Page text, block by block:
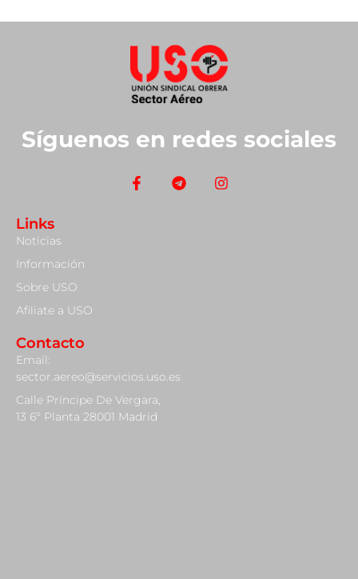
Síguenos en redes sociales
Links
Noticias
Información
Sobre USO
Afiliate a USO
Contacto
Email:
sector.aereo@servicios.uso.es
Calle Príncipe De Vergara,
13 6º Planta 28001 Madrid